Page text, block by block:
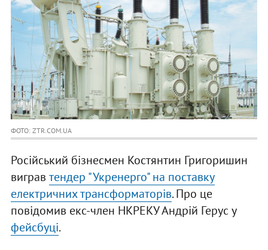
ФОТО: ZTR.COM.UA
Російський бізнесмен Костянтин Григоришин
виграв тендер "Укренерго" на поставку
електричних трансформаторів. Про це
повідомив екс-член НКРЕКУ Андрій Герус у
фейсбуці.